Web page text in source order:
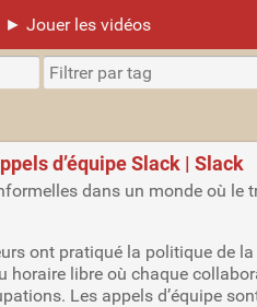
► Jouer les vidéos
d’équipe Slack | Slack
dans un monde où le
ont pratiqué la politique de
libre où chaque
Les appels d’équipe